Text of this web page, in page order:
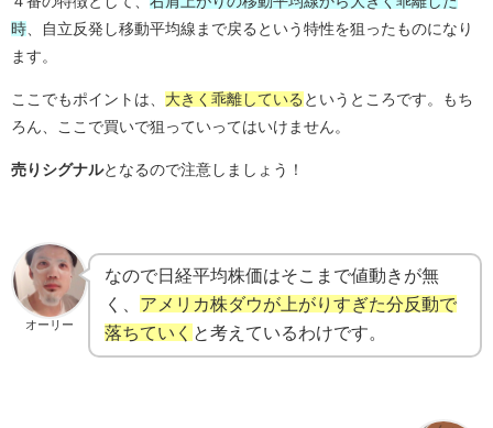
時 、自立反発し移動平均線まで戻るという特性を狙った ものになり
ます。
ここでもポイントは、 大きく乖離している というところです。
もち
ろん、ここで買いで狙っていってはいけません。
売りシグナルとなるので注意しましょう！
オーリー
なので日経平均株価はそこまで値動きが無
く、 アメリカ株ダウが上がりすぎた分反動で
落ちていく と考えているわけです。